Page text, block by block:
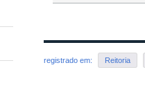
registrado em: Reitoria